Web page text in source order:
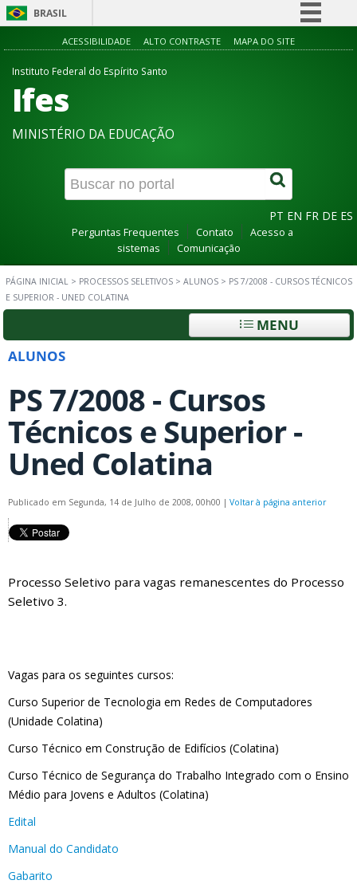
BRASIL
Simplifique!
Canais
ACESSIBILIDADE ALTO CONTRASTE MAPA DO SITE
Instituto Federal do Espírito Santo
Ifes
MINISTÉRIO DA EDUCAÇÃO
PT EN FR DE ES
Perguntas Frequentes Contato
Acesso a
sistemas
Comunicação
PÁGINA INICIAL > PROCESSOS SELETIVOS > ALUNOS > PS 7/2008 - CURSOS TÉCNICOS
E SUPERIOR - UNED COLATINA
MENU
ALUNOS
PS 7/2008 - Cursos
Técnicos e Superior -
Uned Colatina
Publicado em Segunda, 14 de Julho de 2008, 00h00 | Voltar à página anterior
Processo Seletivo para vagas remanescentes do Processo
Seletivo 3.
Vagas para os seguintes cursos:
Curso Superior de Tecnologia em Redes de Computadores
(Unidade Colatina)
Curso Técnico em Construção de Edifícios (Colatina)
Curso Técnico de Segurança do Trabalho Integrado com o Ensino
Médio para Jovens e Adultos (Colatina)
Edital
Manual do Candidato
Gabarito